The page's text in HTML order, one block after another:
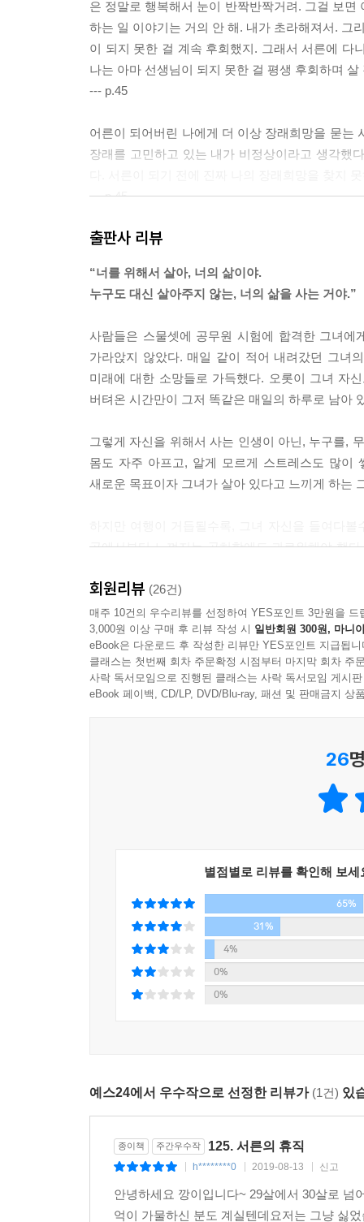
은 정말로 행복해서 눈이 반짝반짝거려. 그걸 보
하는 일 이야기는 거의 안 해. 내가 초라해져서. 그
이 되지 못한 걸 계속 후회했지. 그래서 서른에 다
나는 아마 선생님이 되지 못한 걸 평생 후회하며
--- p.45
어른이 되어버린 나에게 더 이상 장래희망을 묻는
장래를 고민하고 있는 내가 비정상이라고 생각했
--- p.45
내가 두려웠던 건 휴직을 한 사이에 입사 동기들
꿈으로 남겨두고 평생 후회하며 살아갈 시간이
--- p.52
앞으로 내가 걸어가야 할 길, 남들이 다 괜찮다고
하는 삶이 맞는 삶인지 아니면 내가 살고 싶은 삶
만 지금까지 해온 선택들이 결국 내가 가야 할 길
해야 할 짐은 점점 늘어나지 줄어들지는 않는다는
--- p.95
나와 다른 이들을 통해서 그동안 내가 알아온 다
사람들은 6개월이라는 잣대로 나를 평가하려고
냐며 비웃는 상사도 있었고, 내가 어떤 시간을 보
들의 발언에 상처 받고 의기소침해졌겠지만 이제
가하는 그런 사람이 아니라는 걸 알고 있고 당당
표현했다.
표현하고, 내가 할 수 없는 것은 할 수 없다고 사
사람들에게 굳이 나를 입증해보이려고 하지도
았기에. 그렇게 가치관을 확고하게 적립하고 나
출판사 리뷰
“너를 위해서 살아, 너의 삶이야.
누구도 대신 살아주지 않는, 너의 삶을 사는 거야.”
사람들은 스물셋에 공무원 시험에 합격한 그녀
가라앉지 않았다. 매일 같이 적어 내려갔던 그녀
미래에 대한 소망들로 가득했다. 오롯이 그녀 자
버텨온 시간만이 그저 똑같은 매일의 하루로 남아
그렇게 자신을 위해서 사는 인생이 아닌, 누구를,
몸도 자주 아프고, 알게 모르게 스트레스도 많이
새로운 목표이자 그녀가 살아 있다고 느끼게 하는
곳에서부터 느껴지는 공허함에도 괴로워해야 했
결국 언제부터인가 그녀의 일기장엔 새로운 꿈
그녀는 그날을 위해서 학비를 모으기 시작했고,
물론 보수와 경력이 일절 인정되지 않는 휴직을
가면 아무런 수입이 없을 것이기에 그동안은 엄
들더라도 살고 싶은 나라에서 살아보자고, 아무
그렇게 런던에 두 발을 딛고 서기까지 무수한 날
어둠의 터널을 빠져나온 자신이 대견스럽게 느껴
길을 선택했다. 남들이 이기적이라 할지라도.
그녀의 용기와 결단에 박수를 보내고 싶다. 또한
담겨 있다. 아직 용기를 못 내고 있다면, 뭔가
회원리뷰 (26건)
매주 10건의 우수리뷰를 선정하여 YES포인트 3만원을 드
3,000원 이상 구매 후 리뷰 작성 시 일반회원 300원, 마니
eBook은 다운로드 후 작성한 리뷰만 YES포인트 지급됩니
클래스는 첫번째 회차 주문확정 시점부터 마지막 회차 주
사락 독서모임으로 진행된 클래스는 사락 독서모임 게시
eBook 페이백, CD/LP, DVD/Blu-ray, 패션 및 판매금지 상
26
별점별로 리뷰를 확인해 보세
65%
31%
4%
0%
0%
예스24에서 우수작으로 선정한 리뷰가 (1건) 있
종이책 주간우수작 125. 서른의 휴직
h********0 2019-08-13 신고
안녕하세요 깡이입니다~ 29살에서 30살로 넘
억이 가물하신 분도 계실텐데요저는 그냥 싫